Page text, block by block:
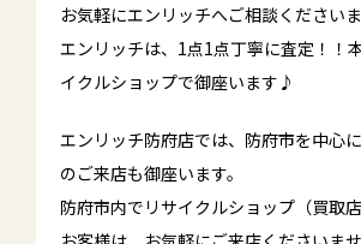
お気軽にエンリッチへご相談ください
エンリッチは、1点1点丁寧に査定！！
イクルショップで御座います♪
エンリッチ防府店では、防府市を中心
のご来店も御座います。
防府市内でリサイクルショップ（買取